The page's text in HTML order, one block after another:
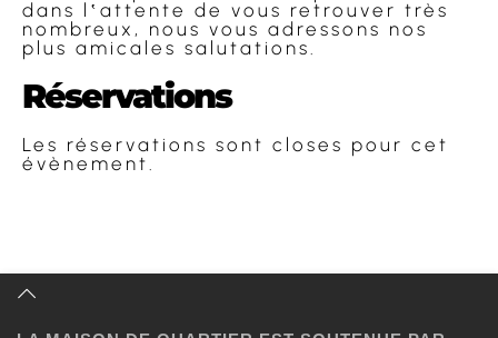
dans l‛attente de vous retrouver très
nombreux, nous vous adressons nos
plus amicales salutations.
Réservations
Les réservations sont closes pour cet
évènement.